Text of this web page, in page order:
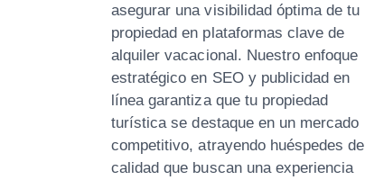
asegurar una visibilidad óptima de tu
propiedad en plataformas clave de
alquiler vacacional. Nuestro enfoque
estratégico en SEO y publicidad en
línea garantiza que tu propiedad
turística se destaque en un mercado
competitivo, atrayendo huéspedes de
calidad que buscan una experiencia